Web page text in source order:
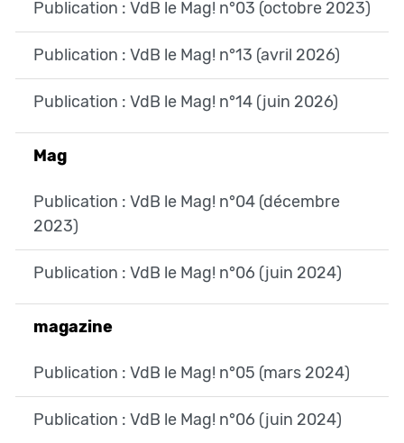
Publication : VdB le Mag! n°03 (octobre 2023)
Publication : VdB le Mag! n°13 (avril 2026)
Publication : VdB le Mag! n°14 (juin 2026)
Mag
Publication : VdB le Mag! n°04 (décembre
2023)
Publication : VdB le Mag! n°06 (juin 2024)
magazine
Publication : VdB le Mag! n°05 (mars 2024)
Publication : VdB le Mag! n°06 (juin 2024)